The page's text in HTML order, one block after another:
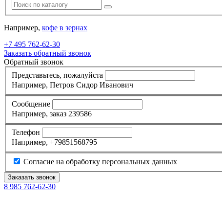
Например, кофе в зернах
+7 495 762-62-30
Заказать обратный звонок
Обратный звонок
Представьтесь, пожалуйста
Например, Петров Сидор Иванович
Сообщение
Например, заказ 239586
Телефон
Например, +79851568795
Согласие на обработку персональных данных
8 985 762-62-30